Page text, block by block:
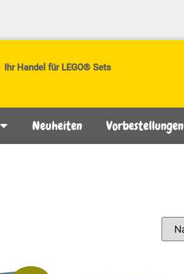
Ihr Handel für LEGO® Sets
Neuheiten Vorbestellungen